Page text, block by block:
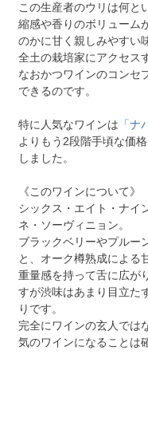
この生産者のウリは何と
縮感や香りのボリューム
のかに甘く親しみやすい
全土の栽培家にアクセス
なおかつワインのコンセ
できるのです。
特に人気なワインは 「ナ
よりもう2段階手頃な価
しました。
《このワインについて》
シックス・エイト・ナイ
ネ・ソーヴィニョン。
ブラックベリーやプルー
と、オーク樽熟成による
重量感を持って舌に広が
すが渋味はあまり目立た
りです。
完全にワインの玄人では
気のワインになることは